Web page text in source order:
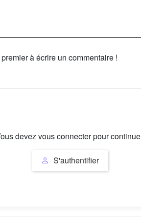
à écrire un commentaire !
devez vous connecter pour
S'authentifier